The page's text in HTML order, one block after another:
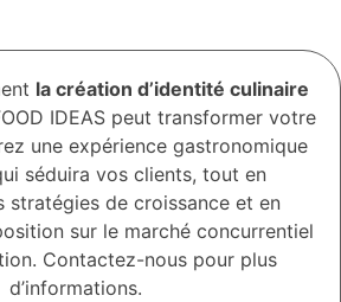
la création d’identité culinaire
IDEAS peut transformer votre
une expérience gastronomique
séduira vos clients, tout en
stratégies de croissance et en
sur le marché concurrentiel
Contactez-nous pour plus
d’informations.